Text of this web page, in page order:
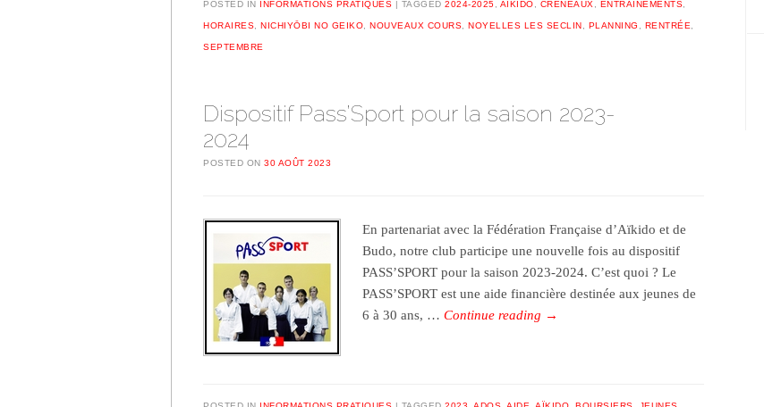
POSTED IN INFORMATIONS PRATIQUES TAGGED 2024-2025 AÏKIDO CRÉNEAUX ENTRAÎNEMENTS
HORAIRES NICHIYŌBI NO GEIKO NOUVEAUX COURS NOYELLES LES SECLIN PLANNING RENTRÉE
SEPTEMBRE
Dispositif Pass’Sport pour la saison 2023-
2024
POSTED ON 30 AOÛT 2023
En partenariat avec la Fédération Française d’Aïkido et de
Budo, notre club participe une nouvelle fois au dispositif
PASS’SPORT pour la saison 2023-2024. C’est quoi ? Le
PASS’SPORT est une aide financière destinée aux jeunes de
6 à 30 ans, …Continue reading →